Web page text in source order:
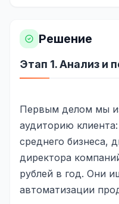
ВИДЕОПРОДАКШН
Рекламные ролики
Анимация
Корпоративные видео
Видео-инфографика
ВЕБ-АНАЛИТИКА
Решение
Этап 1. Анализ и
Первым делом мы
аудиторию
среднего бизнеса,
директора
рублей в год. Они
автоматизации